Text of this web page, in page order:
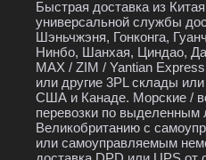
Быстрая доставка из
универсальной службы
Шэньчжэня, Гонконга,
Нинбо, Шанхая, Циндао,
MAX / ZIM / Yantian
или другие 3PL склады
США и Канаде. Морские /
перевозки по
Великобританию с
или самоуправляемым